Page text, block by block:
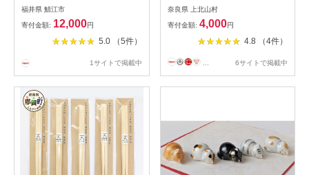
タン箸 / プレーンつや / プレ
ーンつや消し / 市松 / しだれ
桜 / 縞 / 松竹 / 梅 [B-12109] /
チタン製 箸 日本製 アウトド
ゼント ギフト ふるさと納税
福井県 鯖江市
寄付金額: 12,000円
5.0 （5件）
1サイトで掲載中
奈良県 上北山村
寄付金額: 4,000円
4.8 （4件）
6サイトで掲載中